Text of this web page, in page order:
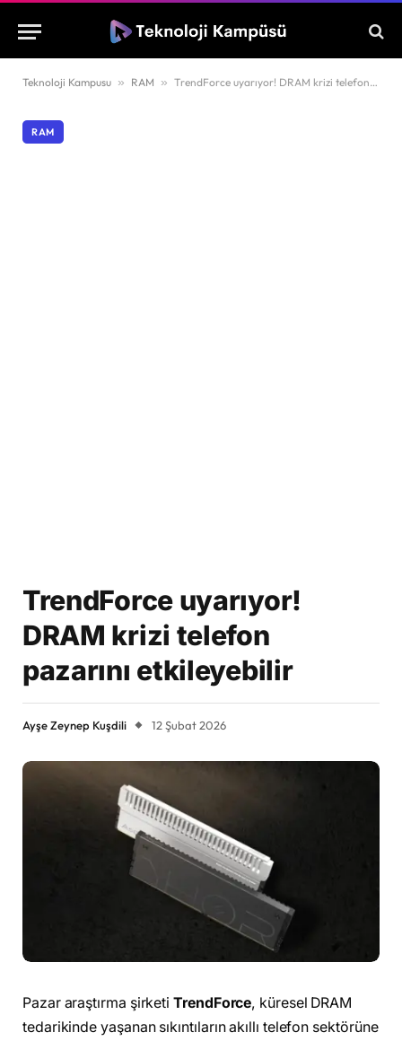
Teknoloji Kampusu » RAM » TrendForce uyarıyor! DRAM krizi telefon pazarını etkileyebilir
RAM
TrendForce uyarıyor!
DRAM krizi telefon
pazarını etkileyebilir
Ayşe Zeynep Kuşdili 12 Şubat 2026
Pazar araştırma şirketiTrendForce, küresel DRAM
tedarikinde yaşanan sıkıntıların akıllı telefon sektörüne